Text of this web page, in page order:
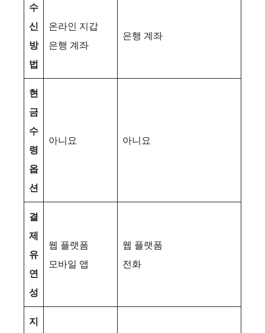
수
신
방
법
온라인 지갑
은행 계좌
은행 계좌
현
금
수
령
옵
션
아니요 아니요
결
제
유
연
성
웹 플랫폼
모바일 앱
웹 플랫폼
전화
지